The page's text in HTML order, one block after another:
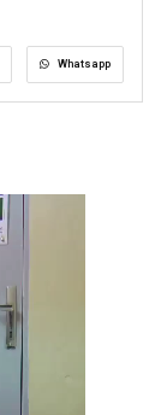
Whatsapp